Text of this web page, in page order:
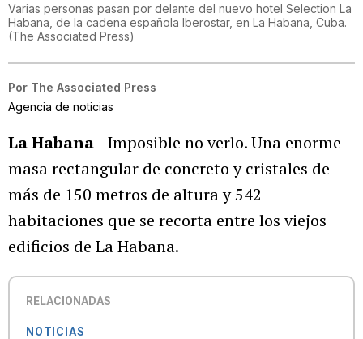
Varias personas pasan por delante del nuevo hotel Selection La
Habana, de la cadena española Iberostar, en La Habana, Cuba.
(The Associated Press)
Por The Associated Press
Agencia de noticias
La Habana- Imposible no verlo. Una enorme
masa rectangular de concreto y cristales de
más de 150 metros de altura y 542
habitaciones que se recorta entre los viejos
edificios de La Habana.
RELACIONADAS
NOTICIAS